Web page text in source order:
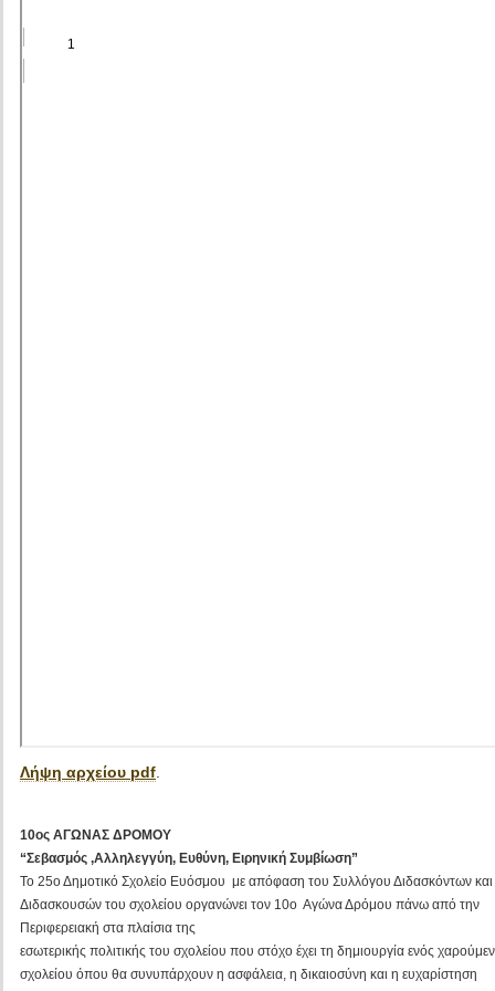
Λήψη αρχείου pdf.
10ος ΑΓΩΝΑΣ ΔΡΟΜΟΥ
“Σεβασμός ,Αλληλεγγύη, Ευθύνη, Ειρηνική Συμβίωση”
Το 25ο Δημοτικό Σχολείο Ευόσμου με απόφαση του Συλλόγου Διδασκόντων και
Διδασκουσών του σχολείου οργανώνει τον 10ο Αγώνα Δρόμου πάνω από την
Περιφερειακή στα πλαίσια της
εσωτερικής πολιτικής του σχολείου που στόχο έχει τη δημιουργία ενός
σχολείου όπου θα συνυπάρχουν η ασφάλεια, η δικαιοσύνη και η ευχαρίστηση